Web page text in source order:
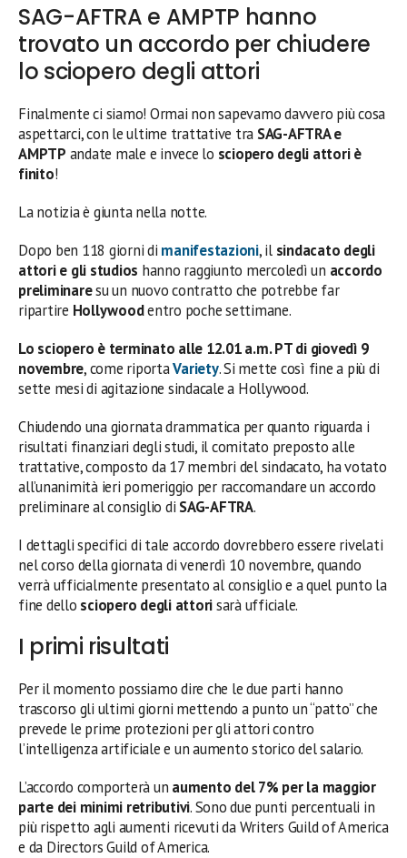
SAG-AFTRA e AMPTP hanno
trovato un accordo per chiudere
lo sciopero degli attori
Finalmente ci siamo! Ormai non sapevamo davvero più cosa
aspettarci, con le ultime trattative tra SAG-AFTRA e
AMPTP andate male e invece lo sciopero degli attori è
finito!
La notizia è giunta nella notte.
Dopo ben 118 giorni di manifestazioni, il sindacato degli
attori e gli studios hanno raggiunto mercoledì un accordo
preliminaresu un nuovo contratto che potrebbe far
ripartire Hollywoodentro poche settimane.
Lo sciopero è terminato alle 12.01 a.m. PT di giovedì 9
novembre, come riportaVariety. Si mette così fine a più di
sette mesi di agitazione sindacale a Hollywood.
Chiudendo una giornata drammatica per quanto riguarda i
risultati finanziari degli studi, il comitato preposto alle
trattative, composto da 17 membri del sindacato, ha votato
all’unanimità ieri pomeriggio per raccomandare un accordo
preliminare al consiglio di SAG-AFTRA.
I dettagli specifici di tale accordo dovrebbero essere rivelati
nel corso della giornata di venerdì 10 novembre, quando
verrà ufficialmente presentato al consiglio e a quel punto la
fine dello sciopero degli attorisarà ufficiale.
I primi risultati
Per il momento possiamo dire che le due parti hanno
trascorso gli ultimi giorni mettendo a punto un “patto” che
prevede le prime protezioni per gli attori contro
l’intelligenza artificiale e un aumento storico del salario.
L’accordo comporterà un aumento del 7% per la maggior
parte dei minimi retributivi. Sono due punti percentuali in
più rispetto agli aumenti ricevuti da Writers Guild of America
e da Directors Guild of America.